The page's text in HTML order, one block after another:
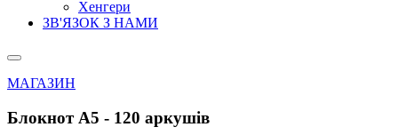
Хенгери
ЗВ'ЯЗОК З НАМИ
МАГАЗИН
Блокнот А5 - 120 аркушів